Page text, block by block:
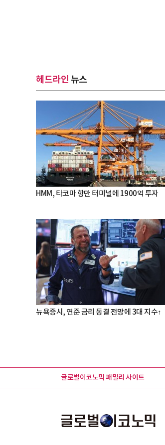
헤드라인 뉴스
HMM, 타코마 항만 터미널에 1900억 투자
뉴욕증시, 연준 금리 동결 전망에 3대 지수↑
글로벌이코노믹 패밀리 사이트